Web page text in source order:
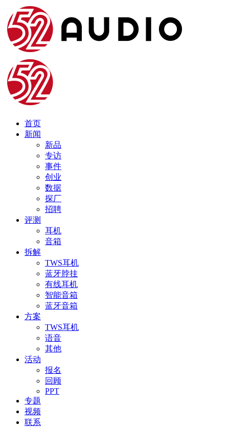
首页
新闻
新品
专访
事件
创业
数据
探厂
招聘
评测
耳机
音箱
拆解
TWS耳机
蓝牙脖挂
有线耳机
智能音箱
蓝牙音箱
方案
TWS耳机
语音
其他
活动
报名
回顾
PPT
专题
视频
联系